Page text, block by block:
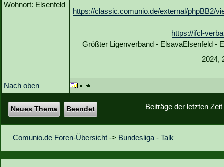
Wohnort: Elsenfeld
https://classic.comunio.de/external/phpBB2/
https://ifcl-
Größter Ligenverband - ElsavaElsenfeld -
2024,
Nach oben
Beiträge der letzten
Neues Thema Beendet
Comunio.de Foren-Übersicht -> Bundesliga - Talk